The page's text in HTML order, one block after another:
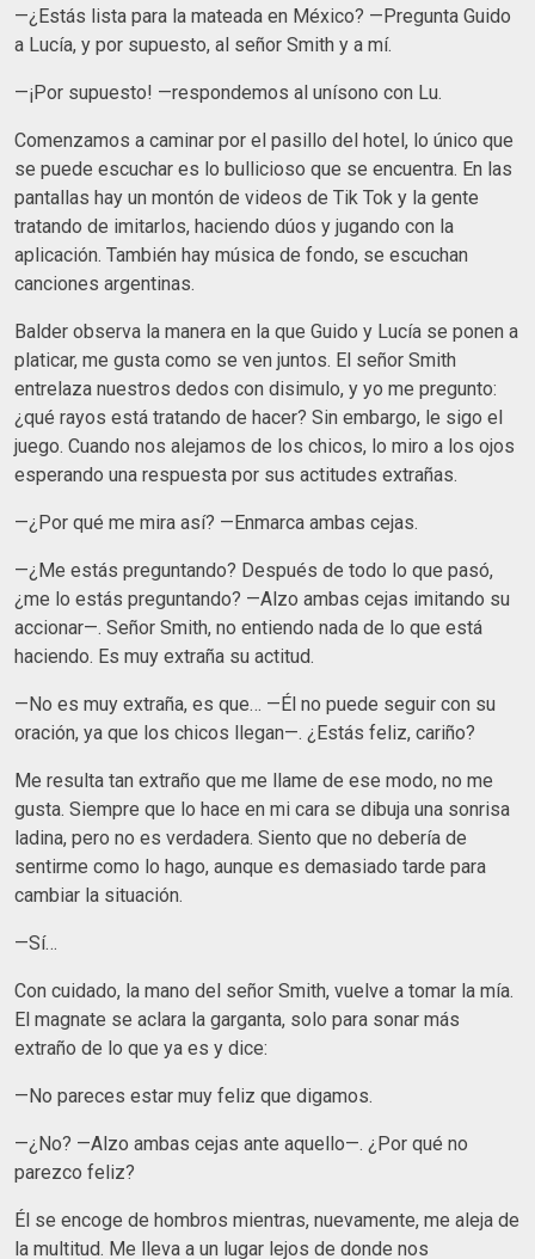
—¿Estás lista para la mateada en México? —Pregunta Guido
a Lucía, y por supuesto, al señor Smith y a mí.
—¡Por supuesto! —respondemos al unísono con Lu.
Comenzamos a caminar por el pasillo del hotel, lo único que
se puede escuchar es lo bullicioso que se encuentra. En las
pantallas hay un montón de videos de Tik Tok y la gente
tratando de imitarlos, haciendo dúos y jugando con la
aplicación. También hay música de fondo, se escuchan
canciones argentinas.
Balder observa la manera en la que Guido y Lucía se ponen a
platicar, me gusta como se ven juntos. El señor Smith
entrelaza nuestros dedos con disimulo, y yo me pregunto:
¿qué rayos está tratando de hacer? Sin embargo, le sigo el
juego. Cuando nos alejamos de los chicos, lo miro a los ojos
esperando una respuesta por sus actitudes extrañas.
—¿Por qué me mira así? —Enmarca ambas cejas.
—¿Me estás preguntando? Después de todo lo que pasó,
¿me lo estás preguntando? —Alzo ambas cejas imitando su
accionar—. Señor Smith, no entiendo nada de lo que está
haciendo. Es muy extraña su actitud.
—No es muy extraña, es que… —Él no puede seguir con su
oración, ya que los chicos llegan—. ¿Estás feliz, cariño?
Me resulta tan extraño que me llame de ese modo, no me
gusta. Siempre que lo hace en mi cara se dibuja una sonrisa
ladina, pero no es verdadera. Siento que no debería de
sentirme como lo hago, aunque es demasiado tarde para
cambiar la situación.
—Sí…
Con cuidado, la mano del señor Smith, vuelve a tomar la mía.
El magnate se aclara la garganta, solo para sonar más
extraño de lo que ya es y dice:
—No pareces estar muy feliz que digamos.
—¿No? —Alzo ambas cejas ante aquello—. ¿Por qué no
parezco feliz?
Él se encoge de hombros mientras, nuevamente, me aleja de
la multitud. Me lleva a un lugar lejos de donde nos